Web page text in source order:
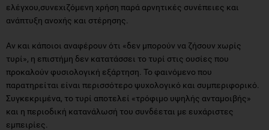
ελέγχου,συνεχιζόμενη χρήση παρά αρνητικές συνέπειες και
ανάπτυξη ανοχής και στέρησης.
Αν και κάποιοι αναφέρουν ότι «δεν μπορούν να ζήσουν χωρίς
τυρί», η επιστήμη δεν κατατάσσει το τυρί στις ουσίες που
προκαλούν φυσιολογική εξάρτηση. Το φαινόμενο που
παρατηρείται είναι περισσότερο ψυχολογικό και συμπεριφορικό.
Συγκεκριμένα, το τυρί αποτελεί «τρόφιμο υψηλής ανταμοιβής»
και η περιοδική κατανάλωσή του συνδέεται με ευχάριστες
εμπειρίες.